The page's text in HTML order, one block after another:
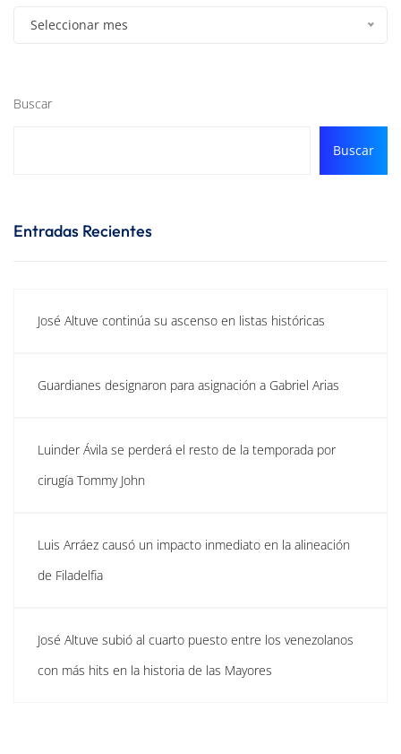
Seleccionar mes
Buscar
Buscar
Entradas Recientes
José Altuve continúa su ascenso en listas históricas
Guardianes designaron para asignación a Gabriel Arias
Luinder Ávila se perderá el resto de la temporada por
cirugía Tommy John
Luis Arráez causó un impacto inmediato en la alineación
de Filadelfia
José Altuve subió al cuarto puesto entre los venezolanos
con más hits en la historia de las Mayores